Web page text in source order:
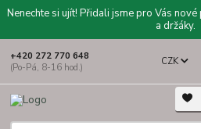
Nenechte si ujít! Přidali jsme pro Vás
a držáky.
CZK
+420 272 770 648
(Po-Pá, 8-16 hod.)